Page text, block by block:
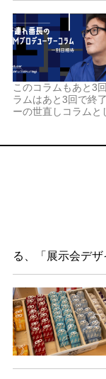
このコラムもあと3
ラムはあと3回で終
ーの世直しコラム
る、「展示会デ